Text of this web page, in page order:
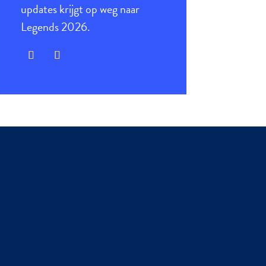
updates krijgt op weg naar
Legends 2026.